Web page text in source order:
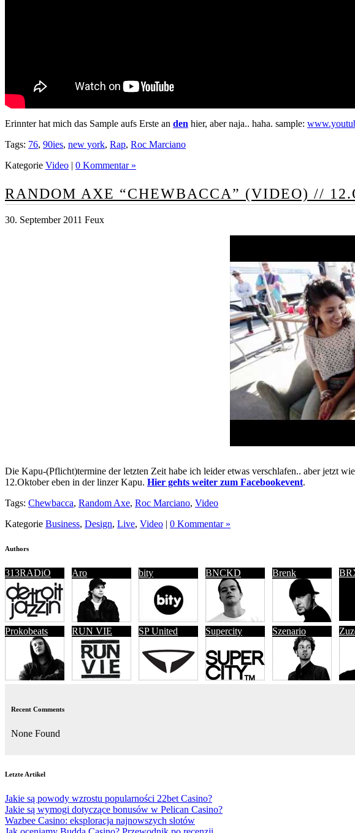
Erinnter hat mich das Sample aufs Erste an den hier, aber naja.. haha. sample:
Tags: 76, 90ies, new york, Rap, Roc Marciano
Kategorie Video | 0 Kommentar »
RANDOM AXE “CHEWBACCA” (VIDEO) //
30. September 2011 Feux
Die Kapu-(Pflicht)termine der letzten Zeit habe ich leider etwas verschlafen.. aber
12.Oktober eben in der linzer Kapu. Hier gehts weiter zum Facebookevent.
Tags: Chewbacca, Random Axe, Roc Marciano, Video
Kategorie Business, Design, Live, Video | 0 Kommentar »
Authors
313RADiO Aro bity BNCKD Brenk
Prokobeats RUN VIE SP United Supercity Szenario
Recent Comments
None Found
Letzte Artikel
Jakie są powody wzrostu popularności 22bet Casino?
Jakie są wymogi dotyczące bonusów w Pelican Casino?
Wazbee Casino: eksploracja najnowszych slotów